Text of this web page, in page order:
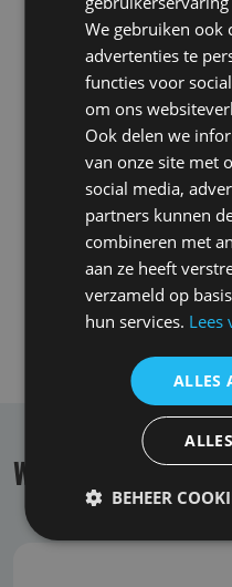
Hulp en
Niet verzekerd
of (bovenmatig)
gebruik van
Er is geen recht op
van fraude,
(tijdig) betaald is
Waarom AOV
We gebruiken ook
advertenties te
functies voor
om ons
Ook delen we
van onze site met
social media,
partners kunnen
combineren met
aan ze heeft
verzameld op
hun services. Lees
ALLES
BEHEER